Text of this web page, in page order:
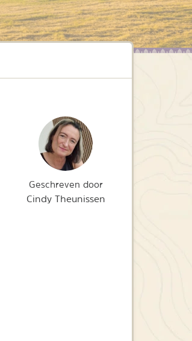
Geschreven door
Cindy Theunissen